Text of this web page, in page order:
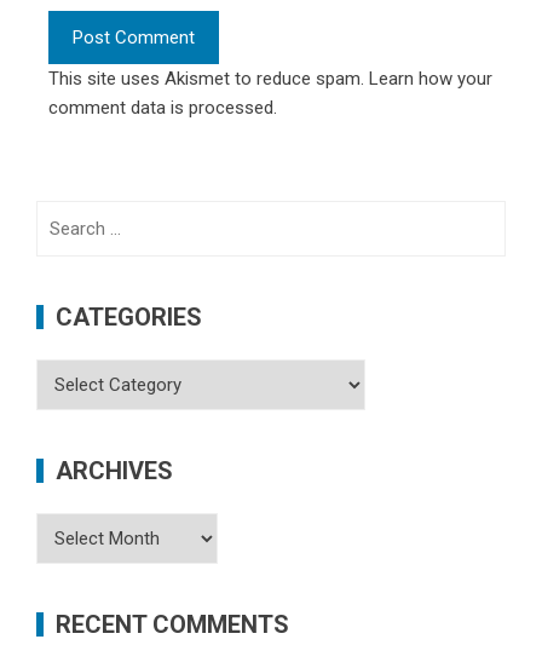
This site uses Akismet to reduce spam. Learn how your
comment data is processed.
CATEGORIES
Categories
ARCHIVES
Archives
RECENT COMMENTS